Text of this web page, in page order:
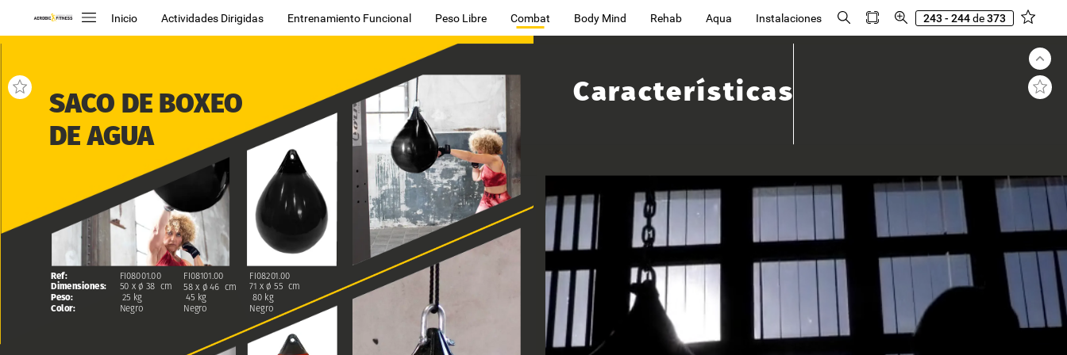
Inicio Actividades Dirigidas Entrenamiento Funcional Peso Libre Combat Body Mind Rehab Aqua Instalaciones 243 - 244de373
Ref:
Dimensiones:
Peso:
Color:
SACO DE BOXEO
DE AGUA
FI08001.00
50 x ø 38 cm
25 kg
Negro
FI08101.00
58 x ø 46 cm
45 kg
Negro
FI08201.00
71 x ø 55 cm
80 kg
Negro
Características